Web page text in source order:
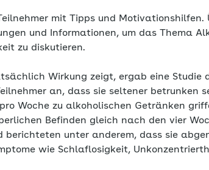
mit Tipps und
und Informationen, um das Thema
zu diskutieren.
Wirkung zeigt, ergab eine Studie
an, dass sie seltener betrunken
Woche zu alkoholischen Getränken
Befinden gleich nach den vier
berichteten unter anderem, dass sie
wie Schlaflosigkeit,